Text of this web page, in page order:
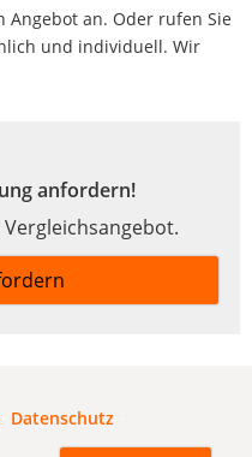
an. Oder rufen Sie
und individuell. Wir
anfordern!
Datenschutz